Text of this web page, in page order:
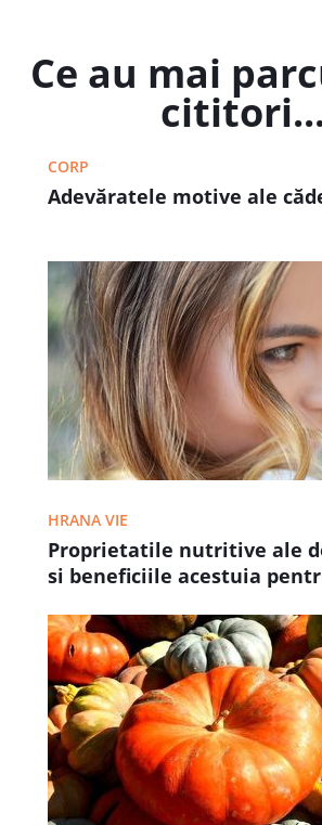
Ce au mai
CORP
Adevăratele motive ale
HRANA VIE
Proprietatile nutritive ale
si beneficiile acestuia